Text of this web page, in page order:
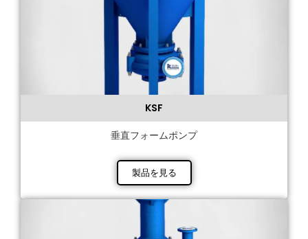
KSF
垂直フォームポンプ
製品を見る